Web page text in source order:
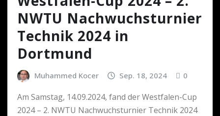
NWTU Nachwuchsturnier
Technik 2024 in
Dortmund
Muhammed Kocer Sep. 18, 2024 0
Am Samstag, 14.09.2024, fand der Westfalen-Cup
2024 – 2. NWTU Nachwuchsturnier Technik 2024